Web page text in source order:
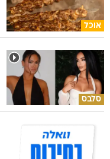
אוכל
סלבס